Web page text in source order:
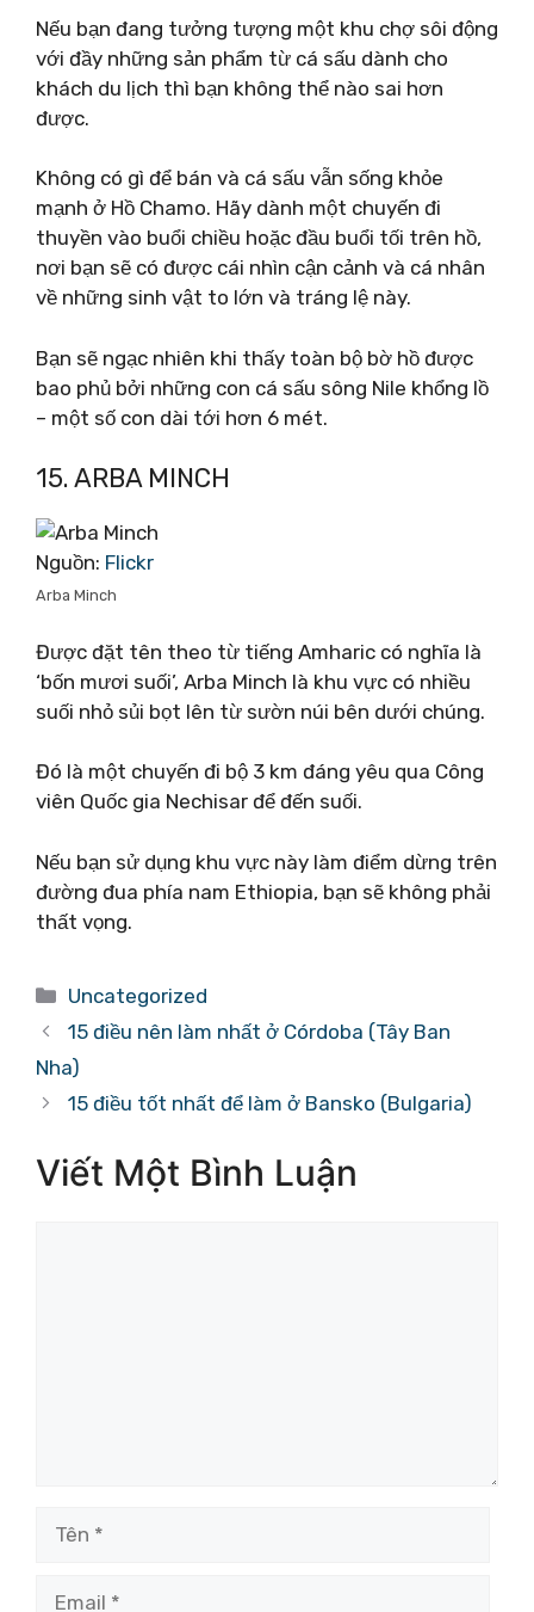
Nếu bạn đang tưởng tượng một khu chợ sôi động
với đầy những sản phẩm từ cá sấu dành cho
khách du lịch thì bạn không thể nào sai hơn
được.
Không có gì để bán và cá sấu vẫn sống khỏe
mạnh ở Hồ Chamo. Hãy dành một chuyến đi
thuyền vào buổi chiều hoặc đầu buổi tối trên hồ,
nơi bạn sẽ có được cái nhìn cận cảnh và cá nhân
về những sinh vật to lớn và tráng lệ này.
Bạn sẽ ngạc nhiên khi thấy toàn bộ bờ hồ được
bao phủ bởi những con cá sấu sông Nile khổng lồ
– một số con dài tới hơn 6 mét.
15. ARBA MINCH
Nguồn: Flickr
Arba Minch
Được đặt tên theo từ tiếng Amharic có nghĩa là
‘bốn mươi suối’, Arba Minch là khu vực có nhiều
suối nhỏ sủi bọt lên từ sườn núi bên dưới chúng.
Đó là một chuyến đi bộ 3 km đáng yêu qua Công
viên Quốc gia Nechisar để đến suối.
Nếu bạn sử dụng khu vực này làm điểm dừng trên
đường đua phía nam Ethiopia, bạn sẽ không phải
thất vọng.
Danh
mục
Uncategorized
15 điều nên làm nhất ở Córdoba (Tây Ban
Nha)
15 điều tốt nhất để làm ở Bansko (Bulgaria)
Viết Một Bình Luận